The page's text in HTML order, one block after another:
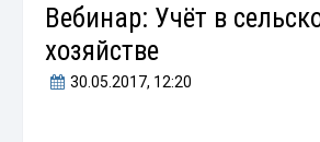
Вебинар: Учёт в
хозяйстве
30.05.2017, 12:20